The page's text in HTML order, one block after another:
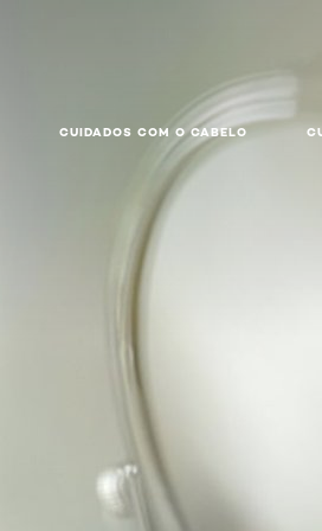
CUIDADOS COM O CABELO